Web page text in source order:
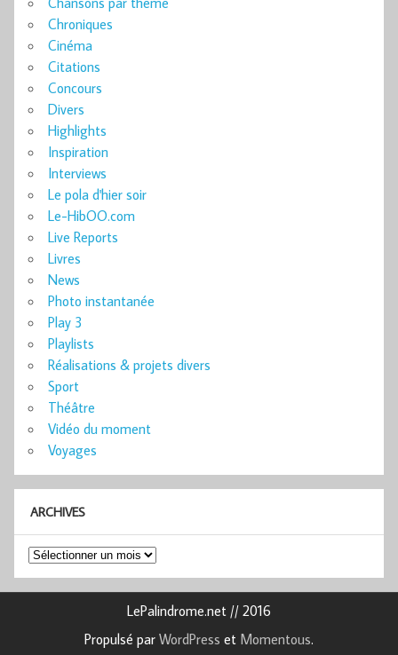
Chroniques
Cinéma
Citations
Concours
Divers
Highlights
Inspiration
Interviews
Le pola d'hier soir
Le-HibOO.com
Live Reports
Livres
News
Photo instantanée
Play 3
Playlists
Réalisations & projets divers
Sport
Théâtre
Vidéo du moment
Voyages
ARCHIVES
Archives
LePalindrome.net // 2016
Propulsé par WordPress et Momentous.